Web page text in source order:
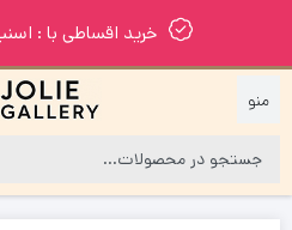
خرید اقساطی با :